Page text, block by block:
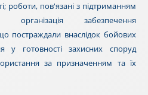
роботи, пов'язані з підтриманням
організація забезпечення
постраждали внаслідок бойових
у готовності захисних споруд
за призначенням та їх